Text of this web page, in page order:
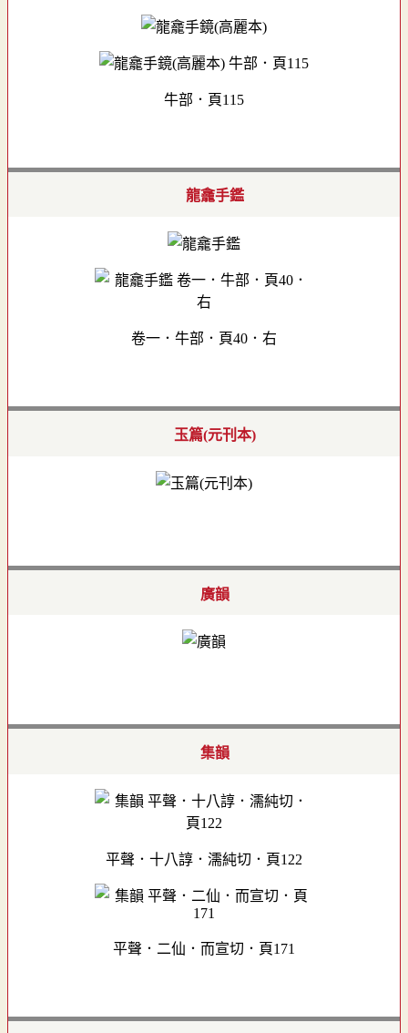
牛部．頁115
龍龕手鑑
卷一．牛部．頁40．右
玉篇(元刊本)
廣韻
集韻
平聲．十八諄．濡純切．頁122
平聲．二仙．而宣切．頁171